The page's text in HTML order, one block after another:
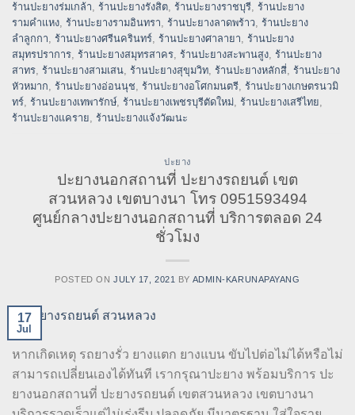
ร้านปะยางร่มเกล้า, ร้านปะยางรังสิต, ร้านปะยางราชบุรี, ร้านปะยาง
รามคำแหง, ร้านปะยางรามอินทรา, ร้านปะยางลาดพร้าว, ร้านปะยาง
ลำลูกกา, ร้านปะยางศรีนครินทร์, ร้านปะยางศาลายา, ร้านปะยาง
สมุทรปราการ, ร้านปะยางสมุทรสาคร, ร้านปะยางสะพานสูง, ร้านปะยาง
สาทร, ร้านปะยางสามเสน, ร้านปะยางสุขุมวิท, ร้านปะยางหลักสี่, ร้านปะยาง
หัวหมาก, ร้านปะยางอ่อนนุช, ร้านปะยางอโศกมนตรี, ร้านปะยางเกษตรนวมิ
ทร์, ร้านปะยางเทพารักษ์, ร้านปะยางเพชรบุรีตัดใหม่, ร้านปะยางเสรีไทย,
ร้านปะยางแคราย, ร้านปะยางแจ้งวัฒนะ
ปะยาง
ปะยางนอกสถานที่ ปะยางรถยนต์ เขต
สวนหลวง เขตบางนา โทร 0951593494
ศูนย์กลางปะยางนอกสถานที่ บริการตลอด 24
ชั่วโมง
POSTED ON JULY 17, 2021 BY ADMIN-KARUNAPAYANG
17
Jul
หากเกิดเหตุ รถยางรั่ว ยางแตก ยางแบน ขับไปต่อไม่ได้หรือไม่
สามารถเปลี่ยนเองได้ทันที เรากรุณาปะยาง พร้อมบริการ ปะ
ยางนอกสถานที่ ปะยางรถยนต์ เขตสวนหลวง เขตบางนา